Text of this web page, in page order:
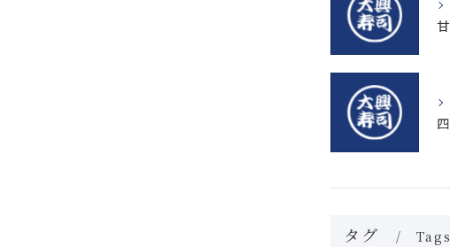
タグ Tags